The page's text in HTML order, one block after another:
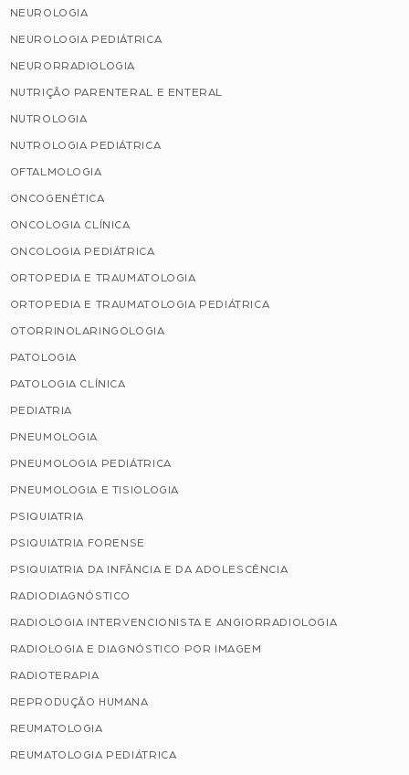
NEUROLOGIA
NEUROLOGIA PEDIÁTRICA
NEURORRADIOLOGIA
NUTRIÇÃO PARENTERAL E ENTERAL
NUTROLOGIA
NUTROLOGIA PEDIÁTRICA
OFTALMOLOGIA
ONCOGENÉTICA
ONCOLOGIA CLÍNICA
ONCOLOGIA PEDIÁTRICA
ORTOPEDIA E TRAUMATOLOGIA
ORTOPEDIA E TRAUMATOLOGIA PEDIÁTRICA
OTORRINOLARINGOLOGIA
PATOLOGIA
PATOLOGIA CLÍNICA
PEDIATRIA
PNEUMOLOGIA
PNEUMOLOGIA PEDIÁTRICA
PNEUMOLOGIA E TISIOLOGIA
PSIQUIATRIA
PSIQUIATRIA FORENSE
PSIQUIATRIA DA INFÂNCIA E DA ADOLESCÊNCIA
RADIODIAGNÓSTICO
RADIOLOGIA INTERVENCIONISTA E ANGIORRADIOLOGIA
RADIOLOGIA E DIAGNÓSTICO POR IMAGEM
RADIOTERAPIA
REPRODUÇÃO HUMANA
REUMATOLOGIA
REUMATOLOGIA PEDIÁTRICA